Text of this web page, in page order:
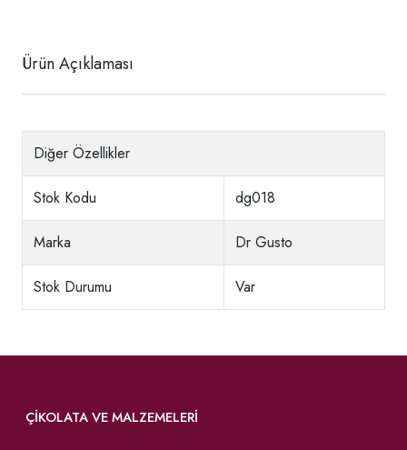
Ürün Açıklaması
Diğer Özellikler
Stok Kodu dg018
Marka Dr Gusto
Stok Durumu Var
ÇIKOLATA VE MALZEMELERI